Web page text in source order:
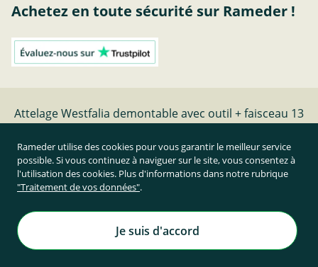
Achetez en toute sécurité sur Rameder !
Attelage Westfalia demontable avec outil + faisceau 13
Résilier le contrat
Prix TTC et hors frais de port
Rameder Attelage France
Tous droits réservés. | © Copyright 1995-2026
Rameder utilise des cookies pour vous garantir le meilleur service
possible. Si vous continuez à naviguer sur le site, vous consentez à
l'utilisation des cookies. Plus d'informations dans notre rubrique
"Traitement de vos données".
Je suis d'accord